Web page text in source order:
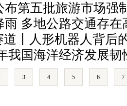
布第五批旅游市场强
雨 多地公路交通存在
道丨人形机器人背后
我国海洋经济发展韧
3 4 5 6 7